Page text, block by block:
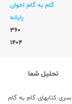
گام به گام اخوان
رایانه
360
1404
تحلیل شما
سری کتابهای گام به گام